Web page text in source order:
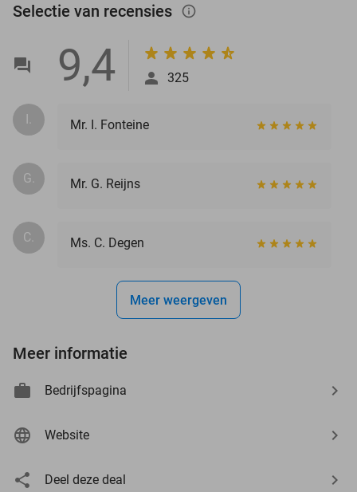
Selectie van recensies info_outlined
9,4 325
I. Mr. I. Fonteine
G. Mr. G. Reijns
C. Ms. C. Degen
Meer weergeven
Meer informatie
Bedrijfspagina
Website
Deel deze deal